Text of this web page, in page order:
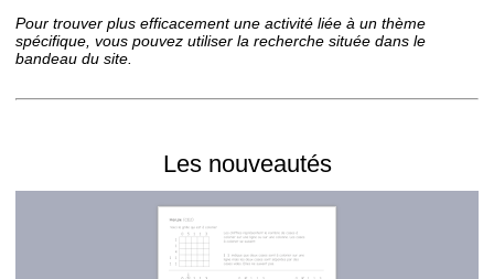
Pour trouver plus efficacement une activité liée à un thème
spécifique, vous pouvez utiliser la recherche située dans le
bandeau du site.
Les nouveautés